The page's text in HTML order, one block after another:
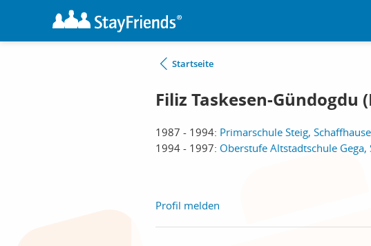
Startseite
Filiz Taskesen-Gündogdu
1987 - 1994: Primarschule Steig,
1994 - 1997: Oberstufe Altstadtschule Gega,
Profil melden